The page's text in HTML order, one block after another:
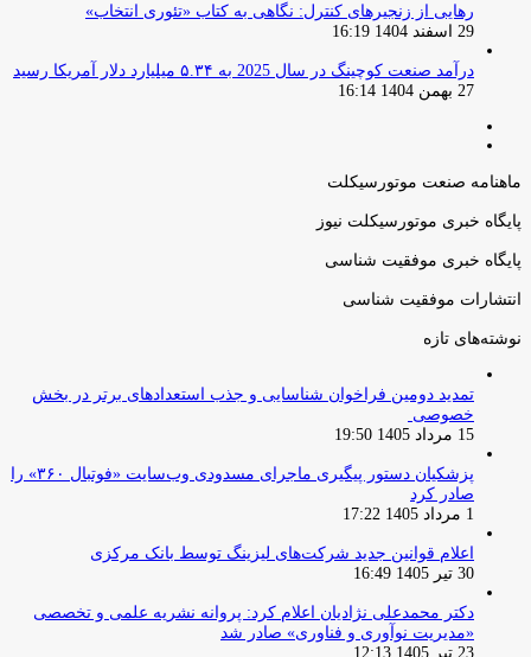
رهایی از زنجیرهای کنترل: نگاهی به کتاب «تئوری انتخاب»
29 اسفند 1404 16:19
درآمد صنعت کوچینگ در سال 2025 به ۵.۳۴ میلیارد دلار آمریکا رسید
27 بهمن 1404 16:14
ماهنامه صنعت موتورسیکلت
پایگاه خبری موتورسیکلت نیوز
پایگاه خبری موفقیت شناسی
انتشارات موفقیت شناسی
نوشته‌های تازه
تمدید دومین فراخوان شناسایی و جذب استعدادهای برتر در بخش
خصوصی
15 مرداد 1405 19:50
پزشکیان دستور پیگیری ماجرای مسدودی وب‌سایت «فوتبال ۳۶۰» را
صادر کرد
1 مرداد 1405 17:22
اعلام قوانین جدید شرکت‌های لیزینگ توسط بانک مرکزی
30 تیر 1405 16:49
دکتر محمدعلی نژادیان اعلام کرد: پروانه نشریه علمی و تخصصی
«مدیریت نوآوری و فناوری» صادر شد
23 تیر 1405 12:13